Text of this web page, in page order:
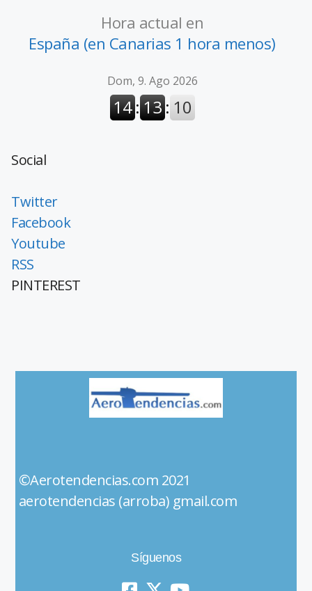
Hora actual en
España (en Canarias 1 hora menos)
Social
Twitter
Facebook
Youtube
RSS
PINTEREST
©Aerotendencias.com 2021
aerotendencias (arroba) gmail.com
Síguenos